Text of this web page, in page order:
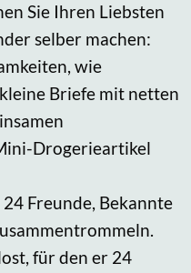
Sie Ihren Liebsten
selber machen:
wie
Briefe mit netten
Drogerieartikel
24 Freunde, Bekannte
für den er 24